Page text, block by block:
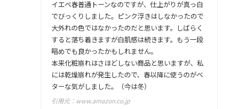
イエベ春普通トーンなのですが、仕上がりが真っ白
でびっくりしました。ピンク浮きはしなかったので
大外れの色ではなかったのだと思います。しばらく
すると落ち着きますが白肌感は続きます。もう一段
暗めでも良かったかもしれません。
本来化粧崩れはさほどしない商品と思いますが、私
には乾燥崩れが発生したので、春以降に使うのがベ
ターな気がしました。（今は冬）
引用元： www.amazon.co.jp